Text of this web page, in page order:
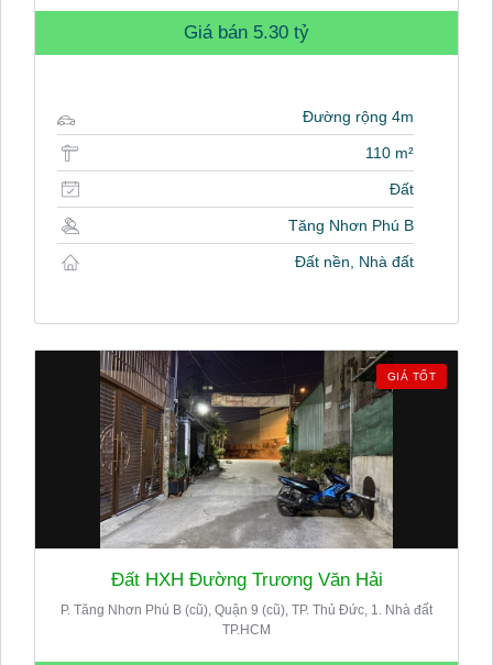
Giá bán 5.30 tỷ
Đường rộng 4m
110 m²
Đất
Tăng Nhơn Phú B
Đất nền, Nhà đất
GIÁ TỐT
Đất HXH Đường Trương Văn Hải
P. Tăng Nhơn Phú B (cũ), Quận 9 (cũ), TP. Thủ Đức, 1. Nhà đất
TP.HCM